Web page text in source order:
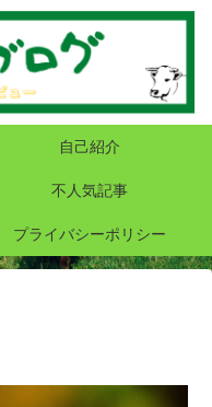
自己紹介
不人気記事
プライバシーポリシー